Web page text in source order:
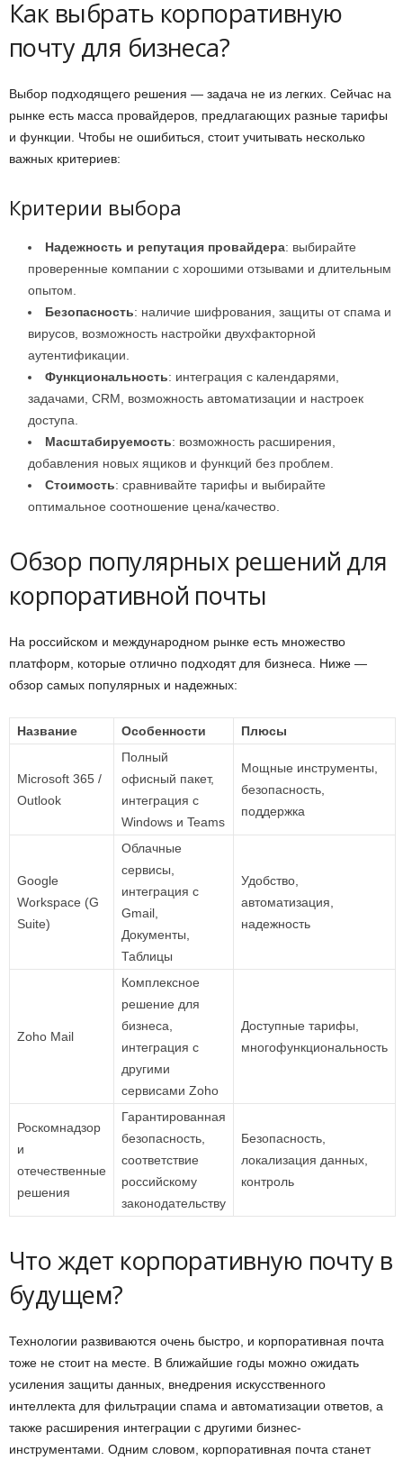
Как выбрать корпоративную
почту для бизнеса?
Выбор подходящего решения — задача не из легких. Сейчас на
рынке есть масса провайдеров, предлагающих разные тарифы
и функции. Чтобы не ошибиться, стоит учитывать несколько
важных критериев:
Критерии выбора
Надежность и репутация провайдера: выбирайте
проверенные компании с хорошими отзывами и длительным
опытом.
Безопасность: наличие шифрования, защиты от спама и
вирусов, возможность настройки двухфакторной
аутентификации.
Функциональность: интеграция с календарями,
задачами, CRM, возможность автоматизации и настроек
доступа.
Масштабируемость: возможность расширения,
добавления новых ящиков и функций без проблем.
Стоимость: сравнивайте тарифы и выбирайте
оптимальное соотношение цена/качество.
Обзор популярных решений для
корпоративной почты
На российском и международном рынке есть множество
платформ, которые отлично подходят для бизнеса. Ниже —
обзор самых популярных и надежных:
Название Особенности Плюсы
Microsoft 365 /
Outlook
Полный
офисный пакет,
интеграция с
Windows и Teams
Мощные инструменты,
безопасность,
поддержка
Google
Workspace (G
Suite)
Облачные
сервисы,
интеграция с
Gmail,
Документы,
Таблицы
Удобство,
автоматизация,
надежность
Zoho Mail
Комплексное
решение для
бизнеса,
интеграция с
другими
сервисами Zoho
Доступные тарифы,
многофункциональность
Роскомнадзор
и
отечественные
решения
Гарантированная
безопасность,
соответствие
российскому
законодательству
Безопасность,
локализация данных,
контроль
Что ждет корпоративную почту в
будущем?
Технологии развиваются очень быстро, и корпоративная почта
тоже не стоит на месте. В ближайшие годы можно ожидать
усиления защиты данных, внедрения искусственного
интеллекта для фильтрации спама и автоматизации ответов, а
также расширения интеграции с другими бизнес-
инструментами. Одним словом, корпоративная почта станет